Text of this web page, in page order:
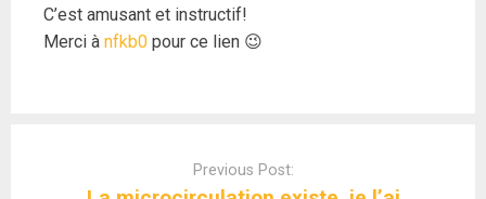
C’est amusant et instructif!
Merci à nfkb0 pour ce lien 😉
Previous Post: